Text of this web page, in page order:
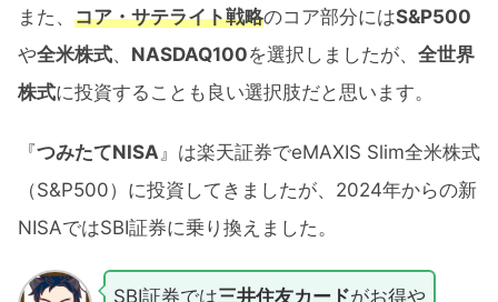
また、 コア・サテライト戦略のコア部分にはS&P500
や全米株式、 NASDAQ100を選択しましたが、 全世界
株式に投資することも良い選択肢だと思います。
『つみたてNISA』は楽天証券でeMAXIS Slim全米株式
（S&P500）に投資してきましたが、2024年からの新
NISAではSBI証券に乗り換えました。
SBI証券では三井住友カードがお得や